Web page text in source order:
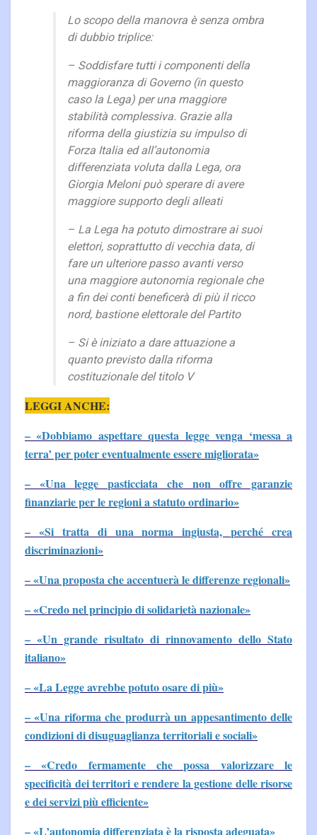
Lo scopo della manovra è senza ombra
di dubbio triplice:
– Soddisfare tutti i componenti della
maggioranza di Governo (in questo
caso la Lega) per una maggiore
stabilità complessiva. Grazie alla
riforma della giustizia su impulso di
Forza Italia ed all’autonomia
differenziata voluta dalla Lega, ora
Giorgia Meloni può sperare di avere
maggiore supporto degli alleati
– La Lega ha potuto dimostrare ai suoi
elettori, soprattutto di vecchia data, di
fare un ulteriore passo avanti verso
una maggiore autonomia regionale che
a fin dei conti beneficerà di più il ricco
nord, bastione elettorale del Partito
– Si è iniziato a dare attuazione a
quanto previsto dalla riforma
costituzionale del titolo V
LEGGI ANCHE:
– «Dobbiamo aspettare questa legge venga ‘messa a
terra’ per poter eventualmente essere migliorata»
– «Una legge pasticciata che non offre garanzie
finanziarie per le regioni a statuto ordinario»
– «Si tratta di una norma ingiusta, perché crea
discriminazioni»
– «Una proposta che accentuerà le differenze regionali»
– «Credo nel principio di solidarietà nazionale»
– «Un grande risultato di rinnovamento dello Stato
italiano»
– «La Legge avrebbe potuto osare di più»
– «Una riforma che produrrà un appesantimento delle
condizioni di disuguaglianza territoriali e sociali»
– «Credo fermamente che possa valorizzare le
specificità dei territori e rendere la gestione delle risorse
e dei servizi più efficiente»
– «L’autonomia differenziata è la risposta adeguata»